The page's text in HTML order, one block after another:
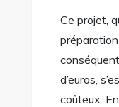
Ce projet,
d’euros,
coûteux.